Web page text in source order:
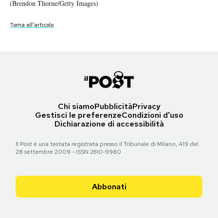
Notifiche mobile
(Brendon Thorne/Getty Images)
Torna all'articolo
(Brendon Thorne/Getty Images)
Torna all'articolo
(Brendon Thorne/Getty Images)
Torna all'articolo
(Brendon Thorne/Getty Images)
Torna all'articolo
(Brendon Thorne/Getty Images)
Torna all'articolo
(Brendon Thorne/Getty Images)
Torna all'articolo
(Brendon Thorne/Getty Images)
Torna all'articolo
Chi siamoPubblicitàPrivacy
Gestisci le preferenzeCondizioni d'uso
Dichiarazione di accessibilità
Il Post è una testata registrata presso il Tribunale di Milano, 419 del
28 settembre 2009 - ISSN 2610-9980
Abbonati